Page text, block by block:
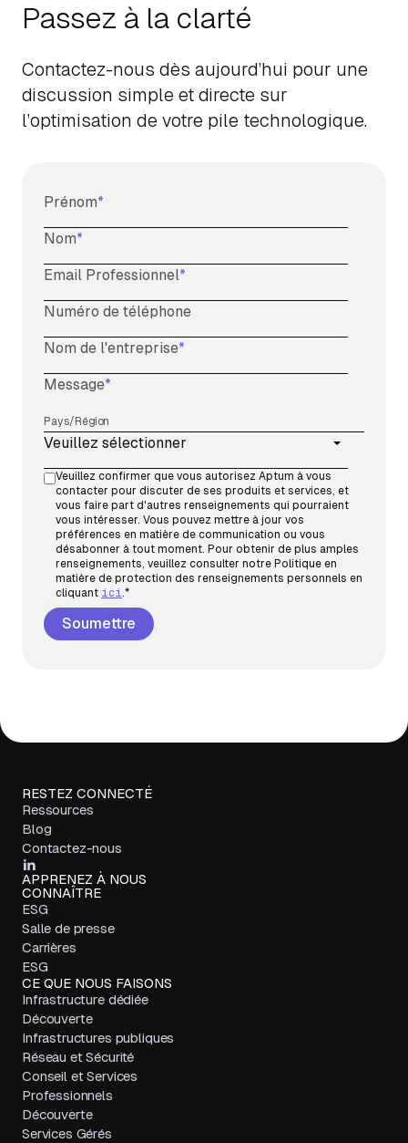
Passez à la clarté
Contactez-nous dès aujourd’hui pour une
discussion simple et directe sur
l’optimisation de votre pile technologique.
Prénom*
Nom*
Email Professionnel*
Numéro de téléphone
Nom de l'entreprise*
Message*
Pays/Région
Veuillez confirmer que vous autorisez Aptum à vous
contacter pour discuter de ses produits et services, et
vous faire part d'autres renseignements qui pourraient
vous intéresser. Vous pouvez mettre à jour vos
préférences en matière de communication ou vous
désabonner à tout moment. Pour obtenir de plus amples
renseignements, veuillez consulter notre Politique en
matière de protection des renseignements personnels en
cliquant ici *
RESTEZ CONNECTÉ
Ressources
Blog
Contactez-nous
APPRENEZ À NOUS
CONNAÎTRE
ESG
Salle de presse
Carrières
ESG
CE QUE NOUS FAISONS
Infrastructure dédiée
Découverte
Infrastructures publiques
Réseau et Sécurité
Conseil et Services
Professionnels
Découverte
Services Gérés